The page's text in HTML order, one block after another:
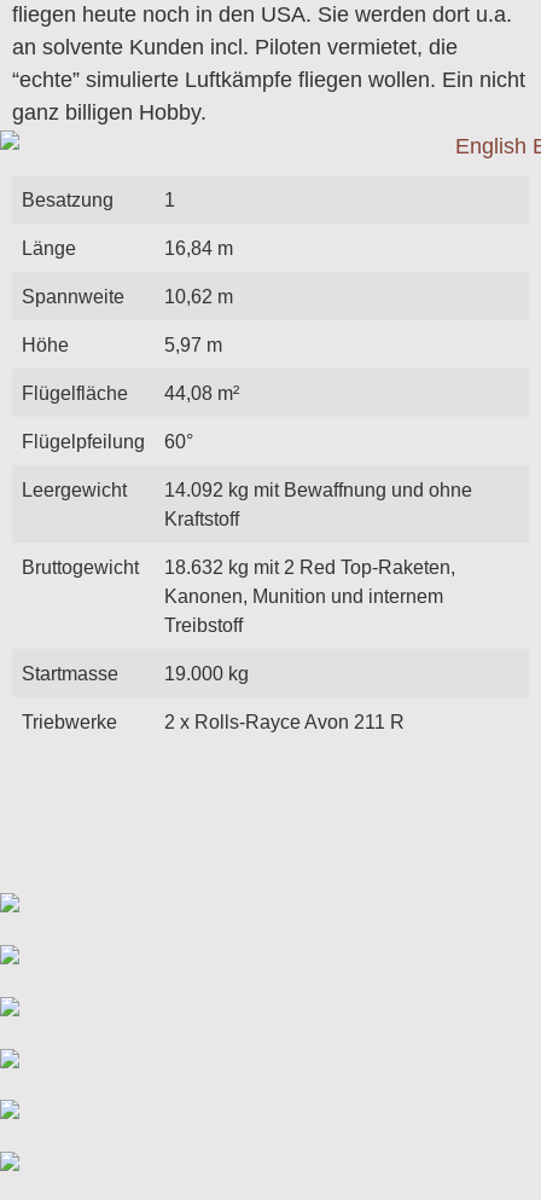
fliegen heute noch in den USA. Sie werden dort u.a.
an solvente Kunden incl. Piloten vermietet, die
“echte” simulierte Luftkämpfe fliegen wollen. Ein nicht
ganz billigen Hobby.
Besatzung 1
Länge 16,84 m
Spannweite 10,62 m
Höhe 5,97 m
Flügelfläche 44,08 m²
Flügelpfeilung 60°
Leergewicht
14.092 kg mit Bewaffnung und ohne
Kraftstoff
Bruttogewicht
18.632 kg mit 2 Red Top-Raketen,
Kanonen, Munition und internem
Treibstoff
Startmasse 19.000 kg
Triebwerke 2 x Rolls-Rayce Avon 211 R